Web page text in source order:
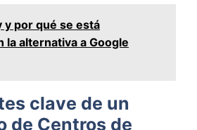
y por qué se está
la alternativa a Google
clave de un
de Centros de